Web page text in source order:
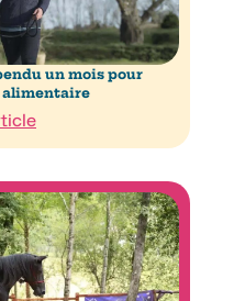
un mois pour